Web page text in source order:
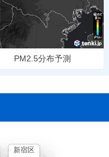
PM2.5分布予測
新宿区